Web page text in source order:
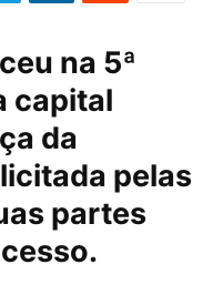
na 5ª
capital
da
pelas
partes